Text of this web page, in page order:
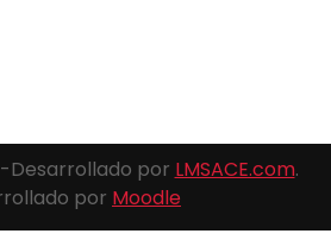
Desarrollado por LMSACE.com.
por Moodle